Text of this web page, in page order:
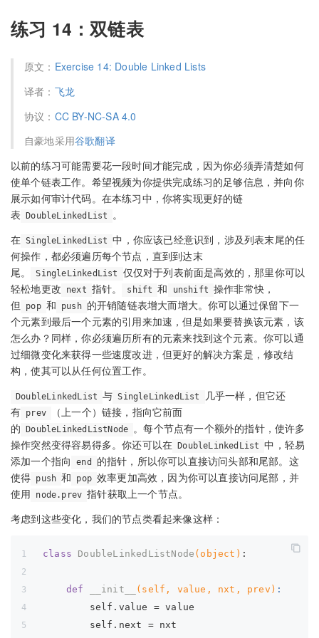
练习 14：双链表
原文： Exercise 14: Double Linked Lists
译者： 飞龙
协议： CC BY-NC-SA 4.0
自豪地采用谷歌翻译
以前的练习可能需要花一段时间才能完成，因为你必须弄清楚如何
使单个链表工作。希望视频为你提供完成练习的足够信息，并向你
展示如何审计代码。在本练习中，你将实现更好的链
表
DoubleLinkedList
。
在 SingleLinkedList
中，你应该已经意识到，涉及列表末尾的任
何操作，都必须遍历每个节点，直到到达末
尾。
SingleLinkedList
仅仅对于列表前面是高效的，那里你可以
轻松地更改
next 指针。 shift 和 unshift 操作非常快，
但
pop 和 push 的开销随链表增大而增大。你可以通过保留下一
个元素到最后一个元素的引用来加速，但是如果要替换该元素，该
怎么办？同样，你必须遍历所有的元素来找到这个元素。你可以通
过细微变化来获得一些速度改进，但更好的解决方案是，修改结
构，使其可以从任何位置工作。
DoubleLinkedList 与 SingleLinkedList
几乎一样，但它还
有 prev
（上一个）链接，指向它前面
的
DoubleLinkedListNode 。每个节点有一个额外的指针，使许多
操作突然变得容易得多。你还可以在
DoubleLinkedList
中，轻易
添加一个指向
end
的指针，所以你可以直接访问头部和尾部。这
使得 push 和 pop 效率更加高效，因为你可以直接访问尾部，并
使用
node.prev 指针获取上一个节点。
考虑到这些变化，我们的节点类看起来像这样：
class DoubleLinkedListNode (object) :
def __init__ (self, value, nxt, prev) :
        self.value = value
        self.next = nxt